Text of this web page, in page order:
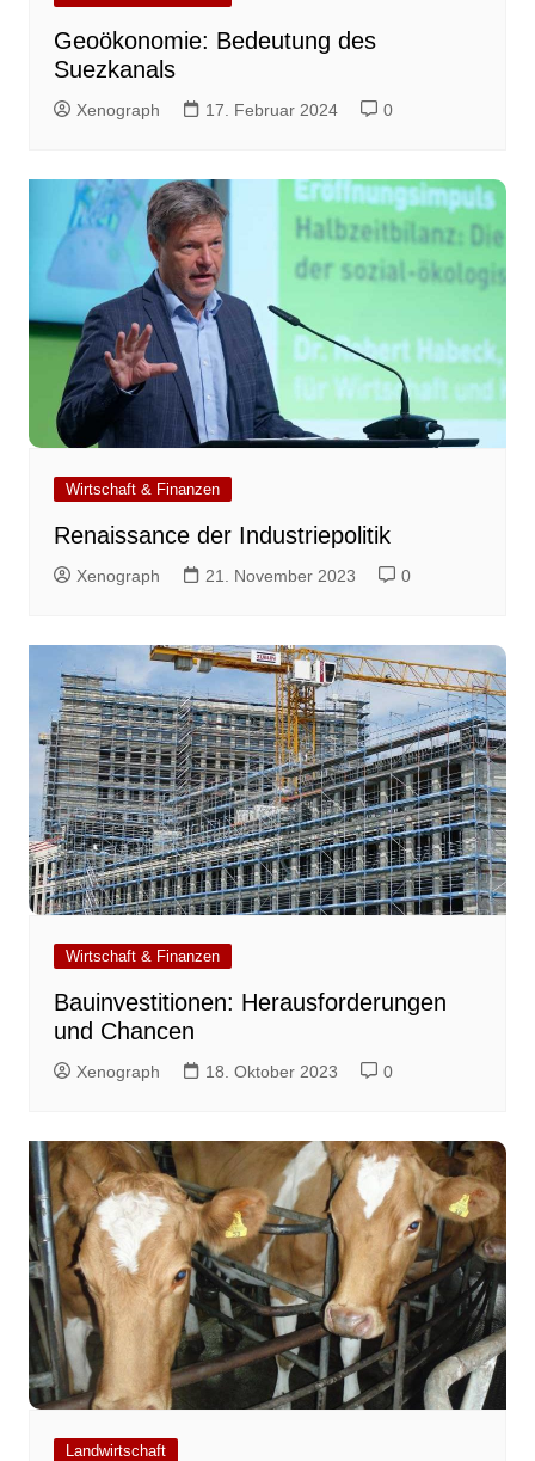
Geoökonomie: Bedeutung des
Suezkanals
Xenograph 17. Februar 2024 0
Wirtschaft & Finanzen
Renaissance der Industriepolitik
Xenograph 21. November 2023 0
Wirtschaft & Finanzen
Bauinvestitionen: Herausforderungen
und Chancen
Xenograph 18. Oktober 2023 0
Landwirtschaft